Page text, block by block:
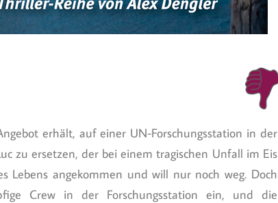
erhält, auf einer UN-Forschungsstation in der
zu ersetzen, der bei einem tragischen Unfall im Eis
Lebens angekommen und will nur noch weg. Doch
Crew in der Forschungsstation ein, und die